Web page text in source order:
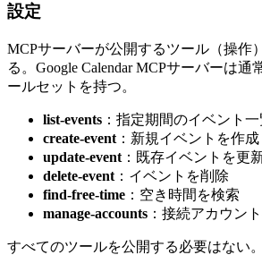
設定
MCPサーバーが公開するツール（操作
る。Google Calendar MCPサーバーは通
ールセットを持つ。
list-events ：指定期間のイベント
create-event ：新規イベントを作成
update-event ：既存イベントを更
delete-event ：イベントを削除
find-free-time ：空き時間を検索
manage-accounts ：接続アカウン
すべてのツールを公開する必要はない。